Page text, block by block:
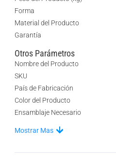
Forma
Material del Producto
Garantía
Otros Parámetros
Nombre del Producto
SKU
País de Fabricación
Color del Producto
Ensamblaje Necesario
Mostrar Mas